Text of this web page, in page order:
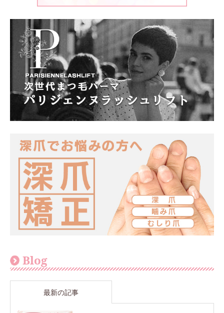
Blog
最新の記事